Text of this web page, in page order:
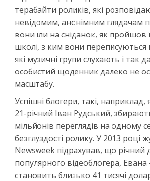
терабайти роликів, які
невідомим, анонімним глядачам
вони їли на сніданок, як пройшов
школі, з ким вони переписуються
які музичні групи слухають і так
особистий щоденник далеко не
масштабу.
Успішні блогери, такі, наприклад,
21-річний Іван Рудський,
мільйонів переглядів на одному
безглуздості ролику. У 2013 році
Newsweek підрахував, що річний
популярного відеоблогера, Евана
становить близько 41 тисячі